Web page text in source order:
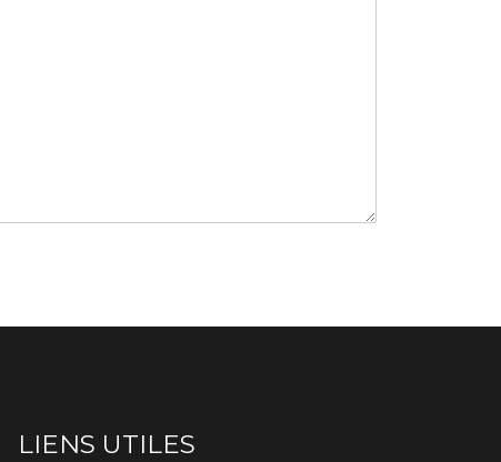
LIENS UTILES